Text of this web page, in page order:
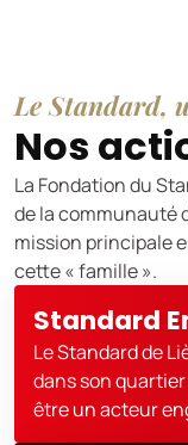
Le Standard,
Nos
La Fondation du
de la communauté
mission principale
cette « famille ».
Standard
Le Standard de
dans son
être un acteur